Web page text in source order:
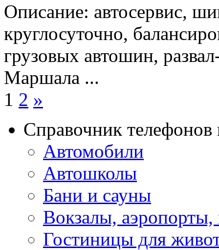
Описание: автосервис,
круглосуточно,
грузовых автошин,
Маршала ...
1 2 »
Справочник
Автомобили
Автошколы
Бани и сауны
Вокзалы,
Гостиницы для